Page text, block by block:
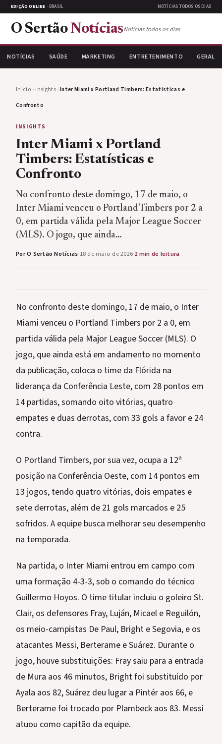
EDIÇÃO ONLINE · BRASIL NOTÍCIAS TODOS OS DIAS
O Sertão NotíciasNotícias todos os dias
NOTÍCIAS SAÚDE MARKETING ENTRETENIMENTO GERAL
Início › Insights›Inter Miami x Portland Timbers: Estatísticas e
Confronto
INSIGHTS
Inter Miami x Portland
Timbers: Estatísticas e
Confronto
No confronto deste domingo, 17 de maio, o
Inter Miami venceu o Portland Timbers por 2 a
0, em partida válida pela Major League Soccer
(MLS). O jogo, que ainda…
Por O Sertão Notícias·18 de maio de 2026·2 min de leitura
No confronto deste domingo, 17 de maio, o Inter
Miami venceu o Portland Timbers por 2 a 0, em
partida válida pela Major League Soccer (MLS). O
jogo, que ainda está em andamento no momento
da publicação, coloca o time da Flórida na
liderança da Conferência Leste, com 28 pontos em
14 partidas, somando oito vitórias, quatro
empates e duas derrotas, com 33 gols a favor e 24
contra.
O Portland Timbers, por sua vez, ocupa a 12ª
posição na Conferência Oeste, com 14 pontos em
13 jogos, tendo quatro vitórias, dois empates e
sete derrotas, além de 21 gols marcados e 25
sofridos. A equipe busca melhorar seu desempenho
na temporada.
Na partida, o Inter Miami entrou em campo com
uma formação 4-3-3, sob o comando do técnico
Guillermo Hoyos. O time titular incluiu o goleiro St.
Clair, os defensores Fray, Luján, Micael e Reguilón,
os meio-campistas De Paul, Bright e Segovia, e os
atacantes Messi, Berterame e Suárez. Durante o
jogo, houve substituições: Fray saiu para a entrada
de Mura aos 46 minutos, Bright foi substituído por
Ayala aos 82, Suárez deu lugar a Pintér aos 66, e
Berterame foi trocado por Plambeck aos 83. Messi
atuou como capitão da equipe.